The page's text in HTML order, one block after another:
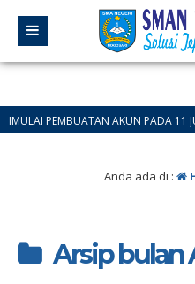
PEMBUATAN AKUN PADA 11 JUNI
Anda ada di :
Arsip bulan